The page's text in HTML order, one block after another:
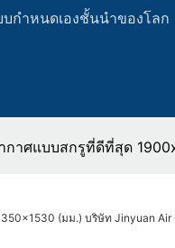
กำหนดเองชั้นนำของโลก
กาศแบบสกรูที่ดีที่สุด